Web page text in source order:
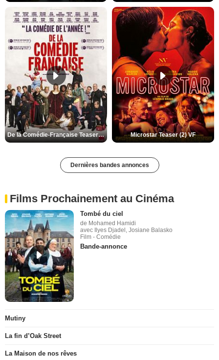
De la Comédie-Française Teaser (3) VF Microstar Teaser (2) VF
Dernières bandes annonces
Films Prochainement au Cinéma
Tombé du ciel
de Mohamed Hamidi
avec Ilyes Djadel, Josiane Balasko
Film - Comédie
Bande-annonce
Mutiny
La fin d’Oak Street
La Maison de nos rêves